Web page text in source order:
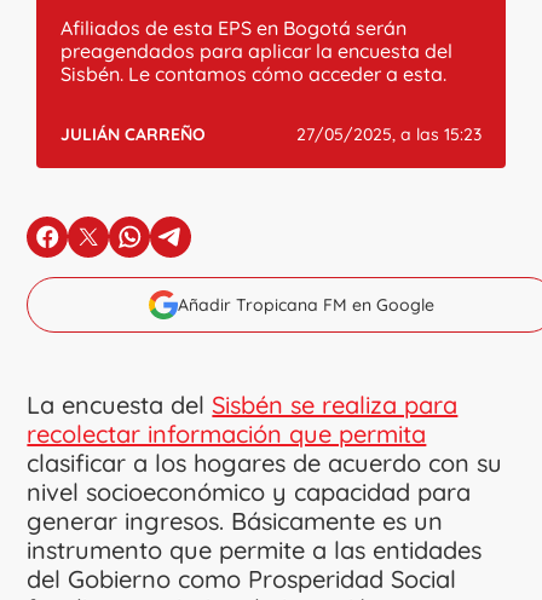
Afiliados de esta EPS en Bogotá serán
preagendados para aplicar la encuesta del
Sisbén. Le contamos cómo acceder a esta.
JULIÁN CARREÑO 27/05/2025, a las 15:23
en Facebook
en Xen Whatsapp
en Telegram
Añadir Tropicana FM en Google
La encuesta delSisbén se realiza para
recolectar información que permita
clasificar a los hogares de acuerdo con su
nivel socioeconómico y capacidad para
generar ingresos. Básicamente es un
instrumento que permite a las entidades
del Gobierno como Prosperidad Social